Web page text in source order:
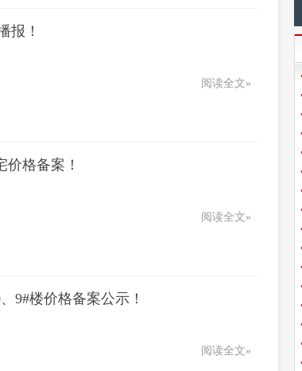
报！
阅读全文»
价格备案！
阅读全文»
9#楼价格备案公示！
阅读全文»